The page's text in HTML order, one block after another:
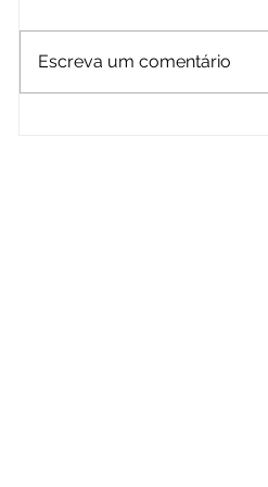
Escreva um comentário